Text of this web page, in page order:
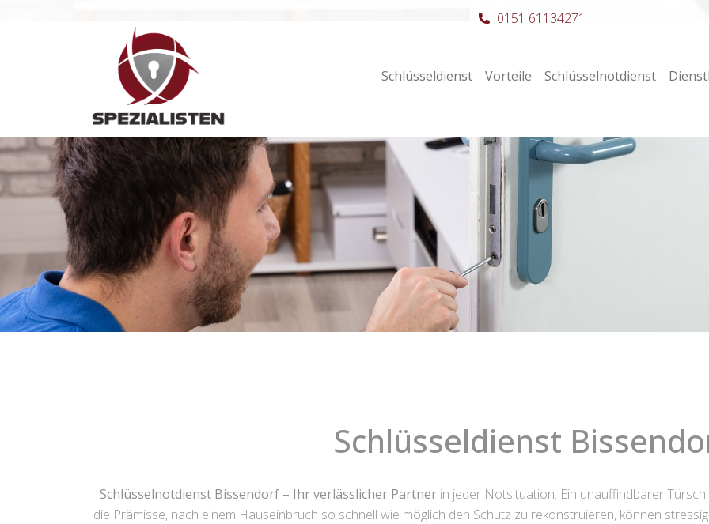
Hauptnavigation Schlüsseldienst Vorteile Schlüsselnotdienst
0151 61134271
Schlüsseldienst
Schlüsselnotdienst Bissendorf – Ihr verlässlicher Partner in jeder Notsituation. Ein unauffindbarer
die Prämisse, nach einem Hauseinbruch so schnell wie möglich den Schutz zu rekonstruieren, können